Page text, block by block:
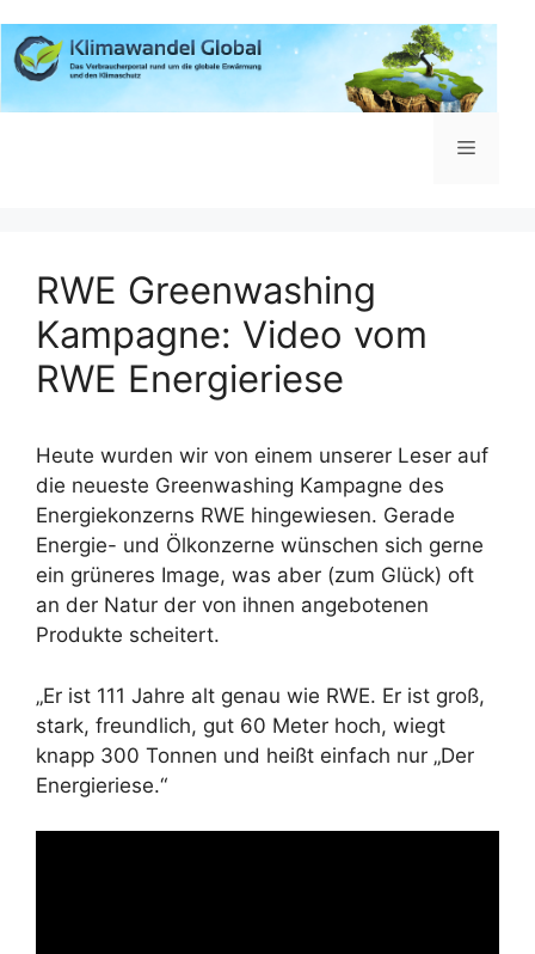
Inhalt
springen
Menü
RWE Greenwashing
Kampagne: Video vom
RWE Energieriese
Heute wurden wir von einem unserer Leser auf
die neueste Greenwashing Kampagne des
Energiekonzerns RWE hingewiesen. Gerade
Energie- und Ölkonzerne wünschen sich gerne
ein grüneres Image, was aber (zum Glück) oft
an der Natur der von ihnen angebotenen
Produkte scheitert.
„Er ist 111 Jahre alt genau wie RWE. Er ist groß,
stark, freundlich, gut 60 Meter hoch, wiegt
knapp 300 Tonnen und heißt einfach nur „Der
Energieriese.“